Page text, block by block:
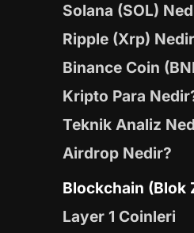
Solana (SOL)
Ripple (Xrp)
Binance Coin
Kripto Para
Teknik Analiz
Airdrop Nedir?
Blockchain (Blok
Layer 1 Coinleri